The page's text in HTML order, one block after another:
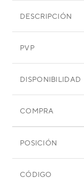
DESCRIPCIÓN
PVP
DISPONIBILIDAD
COMPRA
POSICIÓN
CÓDIGO